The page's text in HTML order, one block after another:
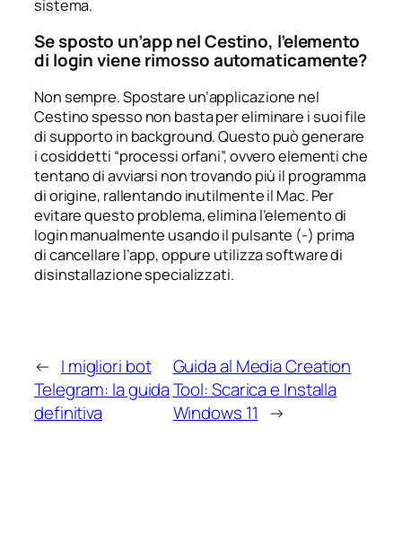
sistema.
Se sposto un’app nel Cestino, l’elemento
di login viene rimosso automaticamente?
Non sempre. Spostare un’applicazione nel
Cestino spesso non basta per eliminare i suoi file
di supporto in background. Questo può generare
i cosiddetti “processi orfani”, ovvero elementi che
tentano di avviarsi non trovando più il programma
di origine, rallentando inutilmente il Mac. Per
evitare questo problema, elimina l’elemento di
login manualmente usando il pulsante (-) prima
di cancellare l’app, oppure utilizza software di
disinstallazione specializzati.
← I migliori bot
Telegram: la guida
definitiva
Guida al Media Creation
Tool: Scarica e Installa
Windows 11 →